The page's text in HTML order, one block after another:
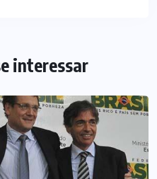
interessar